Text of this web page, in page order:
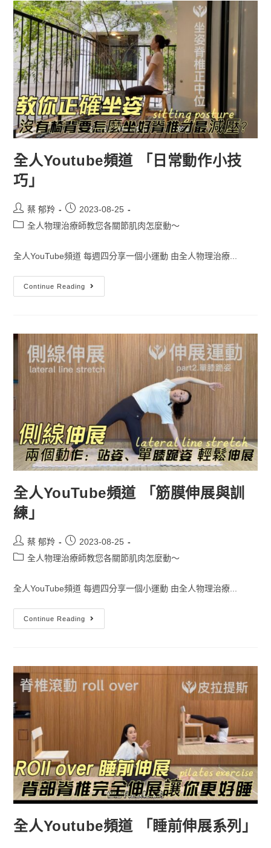
全人Youtube頻道 「日常動作小技
巧」
蔡 郁羚
2023-08-25
全人物理治療師教您各關節肌肉怎麼動～
全人YouTube頻道 每週四分享一個小運動 由全人物理治療...
Continue Reading
全人YouTube頻道 「筋膜伸展與訓
練」
蔡 郁羚
2023-08-25
全人物理治療師教您各關節肌肉怎麼動～
全人YouTube頻道 每週四分享一個小運動 由全人物理治療...
Continue Reading
全人Youtube頻道 「睡前伸展系列」